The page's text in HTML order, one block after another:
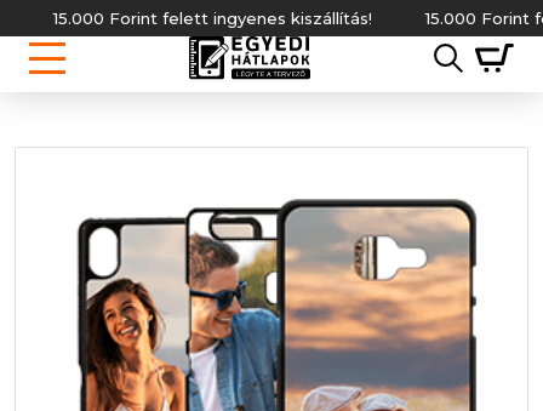
Forint felett ingyenes kiszállítás! 15.000 Forint felett